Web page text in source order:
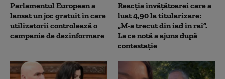
Parlamentul European a
lansat un joc gratuit în care
utilizatorii controlează o
campanie de dezinformare
Reacția învățătoarei care a
luat 4,90 la titularizare:
„M-a trecut din iad în rai”.
La ce notă a ajuns după
contestație